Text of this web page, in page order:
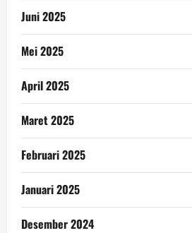
Juni 2025
Mei 2025
April 2025
Maret 2025
Februari 2025
Januari 2025
Desember 2024